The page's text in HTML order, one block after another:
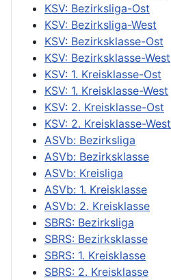
KSV: Bezirksliga-Ost
KSV: Bezirksliga-West
KSV: Bezirksklasse-Ost
KSV: Bezirksklasse-West
KSV: 1. Kreisklasse-Ost
KSV: 1. Kreisklasse-West
KSV: 2. Kreisklasse-Ost
KSV: 2. Kreisklasse-West
ASVb: Bezirksliga
ASVb: Bezirksklasse
ASVb: Kreisliga
ASVb: 1. Kreisklasse
ASVb: 2. Kreisklasse
SBRS: Bezirksliga
SBRS: Bezirksklasse
SBRS: 1. Kreisklasse
SBRS: 2. Kreisklasse